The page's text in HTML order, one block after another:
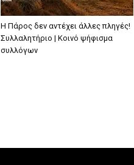
Η Πάρος δεν αντέχει άλλες πληγές!
Συλλαλητήριο | Κοινό ψήφισμα
συλλόγων